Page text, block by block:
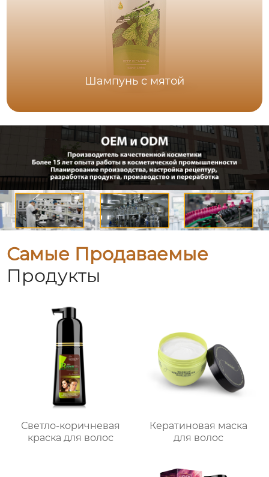
Шампунь с мятой
Самые Продаваемые
Продукты
Светло-коричневая
краска для волос
Кератиновая маска
для волос